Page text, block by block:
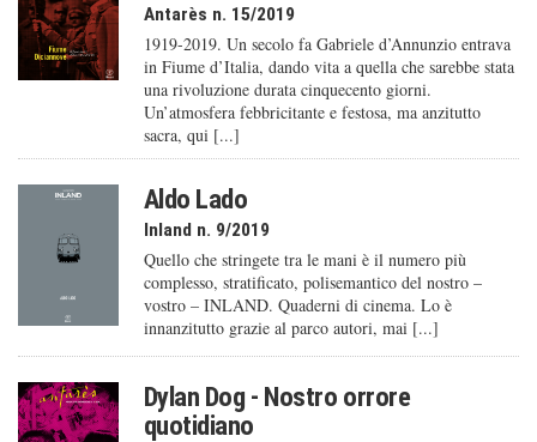
Antarès n. 15/2019
1919-2019. Un secolo fa Gabriele d’Annunzio entrava
in Fiume d’Italia, dando vita a quella che sarebbe stata
una rivoluzione durata cinquecento giorni.
Un’atmosfera febbricitante e festosa, ma anzitutto
sacra, qui [...]
Aldo Lado
Inland n. 9/2019
Quello che stringete tra le mani è il numero più
complesso, stratificato, polisemantico del nostro –
vostro – INLAND. Quaderni di cinema. Lo è
innanzitutto grazie al parco autori, mai [...]
Dylan Dog - Nostro orrore
quotidiano